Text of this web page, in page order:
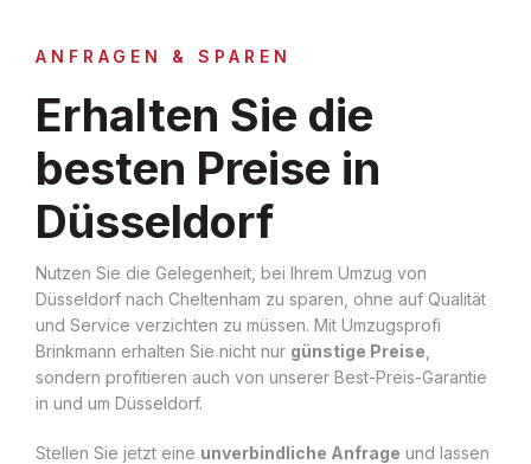
ANFRAGEN & SPAREN
Erhalten Sie die
besten Preise in
Düsseldorf
Nutzen Sie die Gelegenheit, bei Ihrem Umzug von
Düsseldorf nach Cheltenham zu sparen, ohne auf Qualität
und Service verzichten zu müssen. Mit Umzugsprofi
Brinkmann erhalten Sie nicht nur günstige Preise
sondern profitieren auch von unserer Best-Preis-Garantie
in und um Düsseldorf.
Stellen Sie jetzt eine unverbindliche Anfrage und lassen